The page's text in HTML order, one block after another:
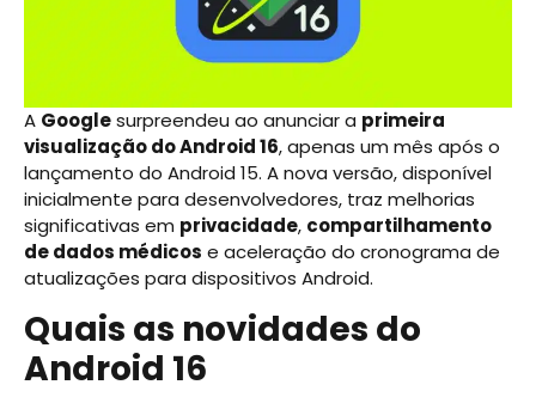
A Googlesurpreendeu ao anunciar a primeira
visualização do Android 16, apenas um mês após o
lançamento do Android 15. A nova versão, disponível
inicialmente para desenvolvedores, traz melhorias
significativas em privacidade, compartilhamento
de dados médicos e aceleração do cronograma de
atualizações para dispositivos Android.
Quais as novidades do
Android 16